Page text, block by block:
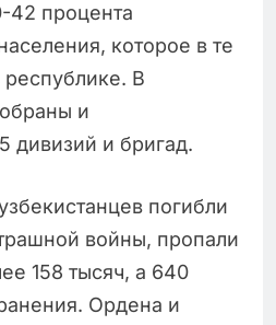
42 процента
которое в те
В
и
дивизий и бригад.
погибли
войны, пропали
158 тысяч, а 640
Ордена и